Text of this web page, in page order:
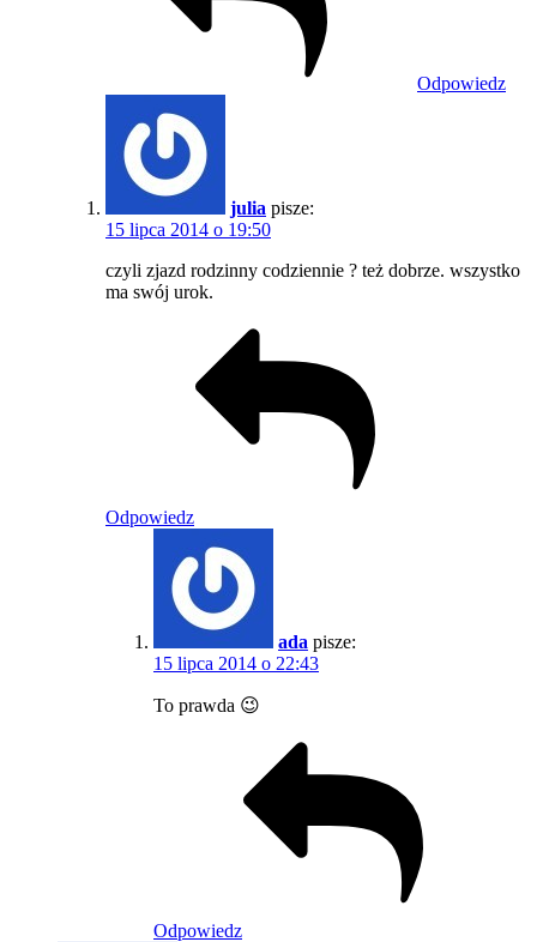
Odpowiedz
julia pisze:
15 lipca 2014 o 19:50
czyli zjazd rodzinny codziennie ? też dobrze. wszystko
ma swój urok.
Odpowiedz
ada pisze:
15 lipca 2014 o 22:43
To prawda 😉
Odpowiedz